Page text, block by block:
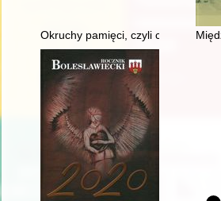
Okruchy pamięci, czyli co wiemy o